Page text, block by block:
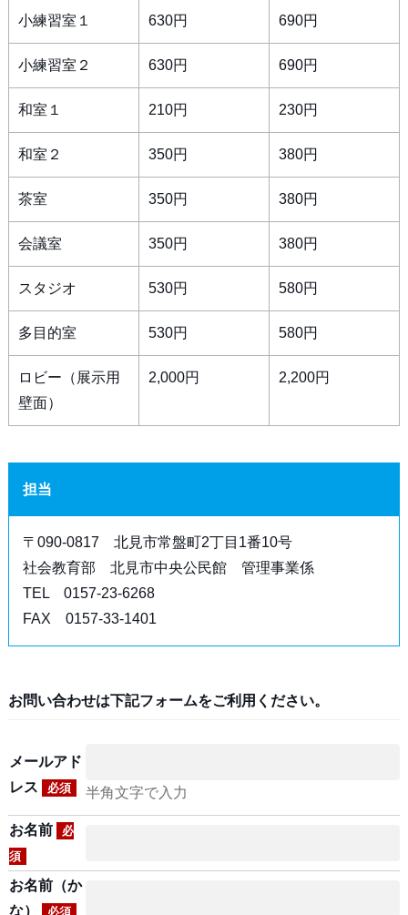
小練習室１ 630円 690円
小練習室２ 630円 690円
和室１ 210円 230円
和室２ 350円 380円
茶室 350円 380円
会議室 350円 380円
スタジオ 530円 580円
多目的室 530円 580円
ロビー（展示用
壁面）
2,000円 2,200円
担当
〒090‐0817 北見市常盤町2丁目1番10号
社会教育部 北見市中央公民館 管理事業係
TEL 0157‐23‐6268
FAX 0157‐33‐1401
お問い合わせは下記フォームをご利用ください。
メールアド
レス
必須 半角文字で入力
お名前
必
須
お名前（か
な）
必須